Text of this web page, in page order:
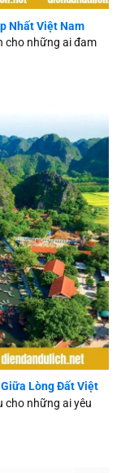
Nhất Việt Nam
cho những ai đam
Ninh Bình
Lòng Đất Việt
cho những ai yêu